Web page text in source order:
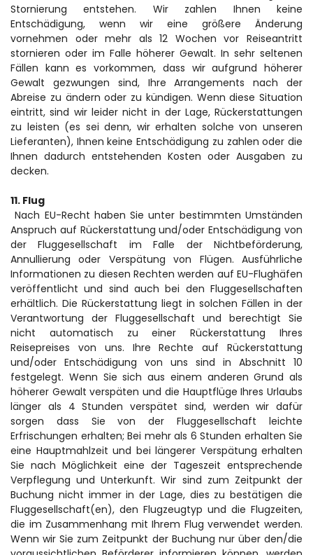
Stornierung entstehen. Wir zahlen Ihnen keine
Entschädigung, wenn wir eine größere Änderung
vornehmen oder mehr als 12 Wochen vor Reiseantritt
stornieren oder im Falle höherer Gewalt. In sehr seltenen
Fällen kann es vorkommen, dass wir aufgrund höherer
Gewalt gezwungen sind, Ihre Arrangements nach der
Abreise zu ändern oder zu kündigen. Wenn diese Situation
eintritt, sind wir leider nicht in der Lage, Rückerstattungen
zu leisten (es sei denn, wir erhalten solche von unseren
Lieferanten), Ihnen keine Entschädigung zu zahlen oder die
Ihnen dadurch entstehenden Kosten oder Ausgaben zu
decken.
11. Flug
Nach EU-Recht haben Sie unter bestimmten Umständen
Anspruch auf Rückerstattung und/oder Entschädigung von
der Fluggesellschaft im Falle der Nichtbeförderung,
Annullierung oder Verspätung von Flügen. Ausführliche
Informationen zu diesen Rechten werden auf EU-Flughäfen
veröffentlicht und sind auch bei den Fluggesellschaften
erhältlich. Die Rückerstattung liegt in solchen Fällen in der
Verantwortung der Fluggesellschaft und berechtigt Sie
nicht automatisch zu einer Rückerstattung Ihres
Reisepreises von uns. Ihre Rechte auf Rückerstattung
und/oder Entschädigung von uns sind in Abschnitt 10
festgelegt. Wenn Sie sich aus einem anderen Grund als
höherer Gewalt verspäten und die Hauptflüge Ihres Urlaubs
länger als 4 Stunden verspätet sind, werden wir dafür
sorgen dass Sie von der Fluggesellschaft leichte
Erfrischungen erhalten; Bei mehr als 6 Stunden erhalten Sie
eine Hauptmahlzeit und bei längerer Verspätung erhalten
Sie nach Möglichkeit eine der Tageszeit entsprechende
Verpflegung und Unterkunft. Wir sind zum Zeitpunkt der
Buchung nicht immer in der Lage, dies zu bestätigen die
Fluggesellschaft(en), den Flugzeugtyp und die Flugzeiten,
die im Zusammenhang mit Ihrem Flug verwendet werden.
Wenn wir Sie zum Zeitpunkt der Buchung nur über den/die